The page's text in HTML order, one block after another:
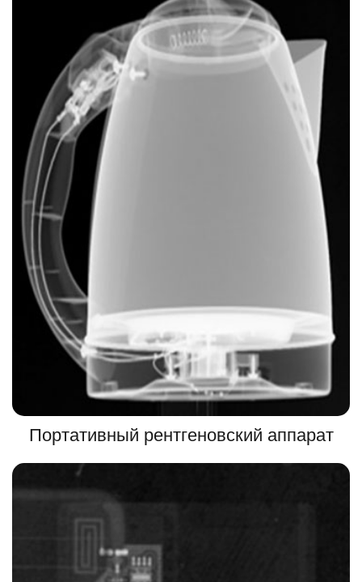
Портативный рентгеновский аппарат